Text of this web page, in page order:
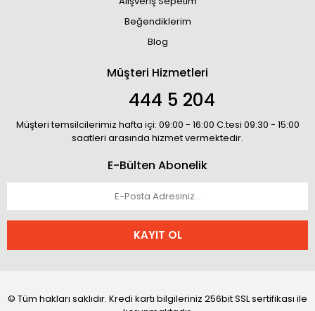
Beğendiklerim
Blog
Müşteri Hizmetleri
444 5 204
Müşteri temsilcilerimiz hafta içi: 09:00 - 16:00 C.tesi 09:30 - 15:00
saatleri arasında hizmet vermektedir.
E-Bülten Abonelik
KAYIT OL
© Tüm hakları saklıdır. Kredi kartı bilgileriniz 256bit SSL sertifikası ile